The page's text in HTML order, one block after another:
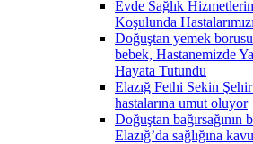
Evde Sağlık
Koşulunda
Doğuştan yemek
bebek, Hastanemizde
Hayata Tutundu
Elazığ Fethi Sekin
hastalarına umut oluyor
Doğuştan bağırsağının
Elazığ’da sağlığına